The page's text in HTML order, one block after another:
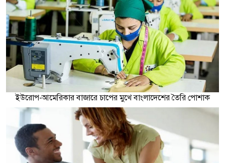
ইউরোপ-আমেরিকার বাজারে চাপের মুখে বাংলাদেশের তৈরি পোশাক